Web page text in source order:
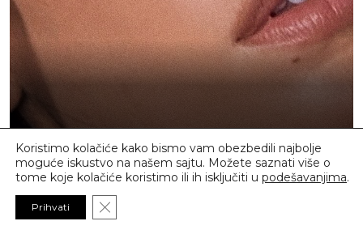
„ROSE WATER“ MANIKIR JE SVE TRAŽENIJI STIL OVOG
Koristimo kolačiće kako bismo vam obezbedili najbolje
moguće iskustvo na našem sajtu. Možete saznati više o
tome koje kolačiće koristimo ili ih isključiti u podešavanjima.
Prihvati Close GDPR Cookie Banner